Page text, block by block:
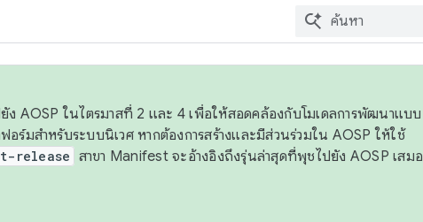
ง AOSP ในไตรมาสที่ 2 และ 4 เพื่อให้สอดคล้องกับโมเดลการพัฒนาแบบ
ร์มสำหรับระบบนิเวศ หากต้องการสร้างและมีส่วนร่วมใน AOSP ให้ใช้
release สาขา Manifest จะอ้างอิงถึงรุ่นล่าสุดที่พุชไปยัง AOSP เสมอ